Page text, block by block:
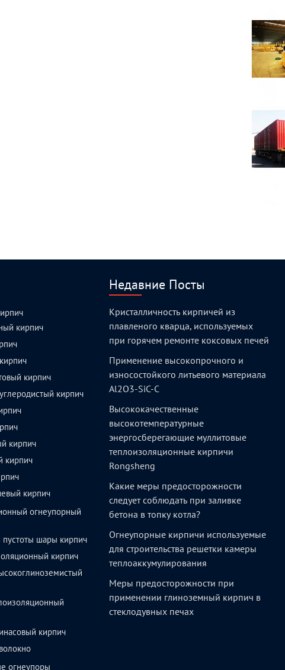
кирпич
кирпич
кирпич
кирпич
кирпич
кирпич
огнеупорный
пустоты шары кирпич
кирпич
кирпич
огнеупоры
Недавние Посты
Кристалличность кирпичей из
плавленого кварца, используемых
при горячем ремонте коксовых печей
Применение высокопрочного и
износостойкого литьевого материала
Al2O3-SiC-C
Высококачественные
высокотемпературные
энергосберегающие муллитовые
теплоизоляционные кирпичи
Rongsheng
Какие меры предосторожности
следует соблюдать при заливке
бетона в топку котла?
Огнеупорные кирпичи используемые
для строительства решетки камеры
теплоаккумулирования
Меры предосторожности при
применении глиноземный кирпич в
стеклодувных печах